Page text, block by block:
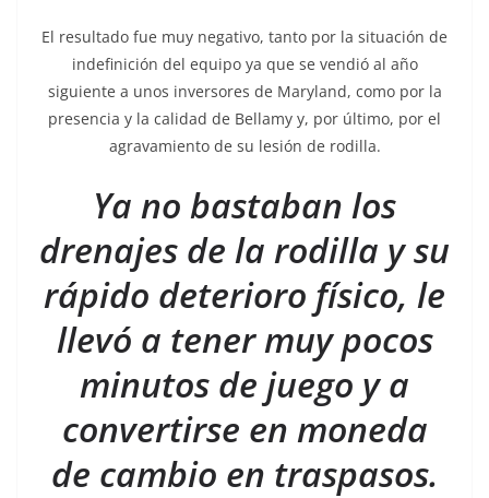
El resultado fue muy negativo, tanto por la situación de
indefinición del equipo ya que se vendió al año
siguiente a unos inversores de Maryland, como por la
presencia y la calidad de Bellamy y, por último, por el
agravamiento de su lesión de rodilla.
Ya no bastaban los
drenajes de la rodilla y su
rápido deterioro físico, le
llevó a tener muy pocos
minutos de juego y a
convertirse en moneda
de cambio en traspasos.